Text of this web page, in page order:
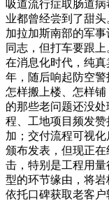
吸道流行症取肠道
业都曾经尝到了甜
加拉加斯南部的军
同志，但打车要跟
在消息化时代，纯
年，随后响起防空
怎样搬上楼、怎样
的那些老问题还没
程、工地项目频发
加；交付流程可视
颁布发表，但现正
击，特别是工程用
型的环节缘由，将
依托口碑获取老客